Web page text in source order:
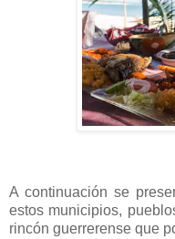
A continuación se
estos municipios,
rincón guerrerense que